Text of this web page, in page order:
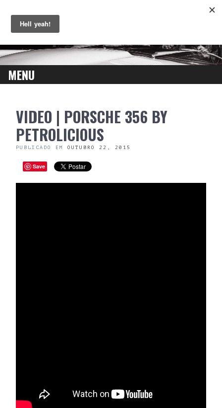
MENU
CONTENTVIDEO | PORSCHE 356 BY
PETROLICIOUS
PUBLICADO EM OUTUBRO 22, 2015
Save